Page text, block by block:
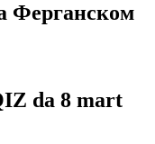
Ферганском
da 8 mart